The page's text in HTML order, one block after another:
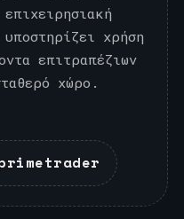
χρήση
επιτραπέζιων
χώρο.